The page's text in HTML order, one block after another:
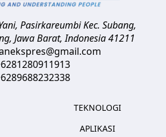
Pasirkareumbi Kec. Subang,
Jawa Barat,Indonesia41211
TEKNOLOGI
APLIKASI